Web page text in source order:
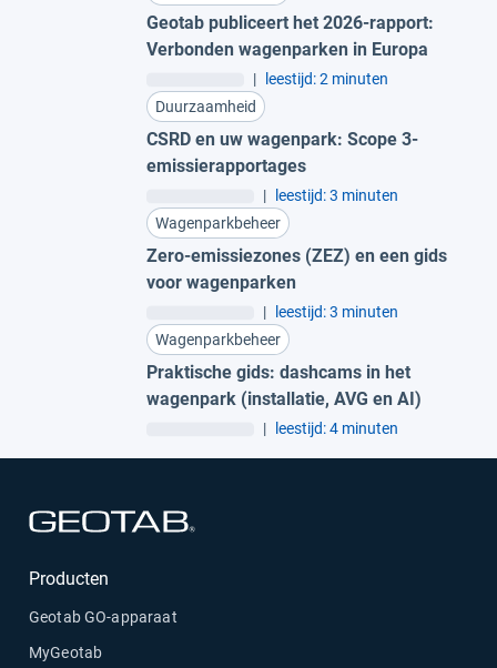
Geotab publiceert het 2026-rapport:
Verbonden wagenparken in Europa
|
leestijd: 2 minuten
Duurzaamheid
CSRD en uw wagenpark: Scope 3-
emissierapportages
|
leestijd: 3 minuten
Wagenparkbeheer
Zero-emissiezones (ZEZ) en een gids
voor wagenparken
|
leestijd: 3 minuten
Wagenparkbeheer
Praktische gids: dashcams in het
wagenpark (installatie, AVG en AI)
| leestijd: 4 minuten
Producten
Geotab GO-apparaat
MyGeotab